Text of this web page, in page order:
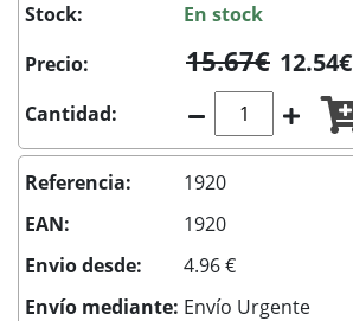
Stock:
En stock
Precio:
15.67€ 12.54€
Cantidad:
Referencia:
1920
EAN:
1920
Envio desde:
4.96 €
Envío mediante: Envío Urgente